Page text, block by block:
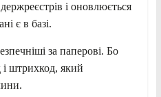
і оновлюється
є в базі.
за паперові. Бо
штрихкод, який